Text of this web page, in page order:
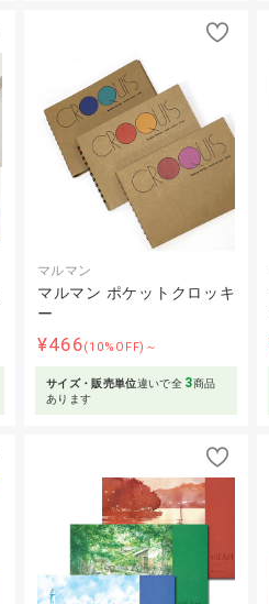
マルマン
マルマン ポケットクロッキ
ー
¥466(10%OFF)～
サイズ・販売単位違いで全 3商品
あります